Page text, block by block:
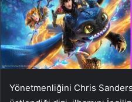
Yönetmenliğini Chris